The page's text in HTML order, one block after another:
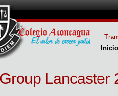
Inicio
Lancaster